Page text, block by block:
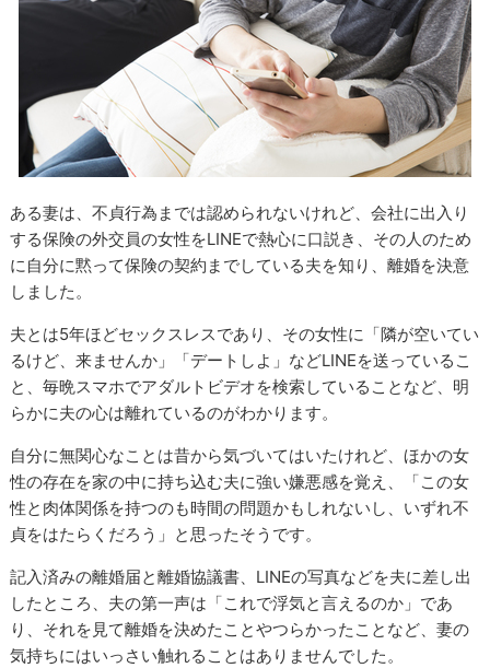
ある妻は、不貞行為までは認められないけれど、会社に出入り
する保険の外交員の女性をLINEで熱心に口説き、その人のため
に自分に黙って保険の契約までしている夫を知り、離婚を決意
しました。
夫とは5年ほどセックスレスであり、その女性に「隣が空いてい
るけど、来ませんか」「デートしよ」などLINEを送っているこ
と、毎晩スマホでアダルトビデオを検索していることなど、明
らかに夫の心は離れているのがわかります。
自分に無関心なことは昔から気づいてはいたけれど、ほかの女
性の存在を家の中に持ち込む夫に強い嫌悪感を覚え、「この女
性と肉体関係を持つのも時間の問題かもしれないし、いずれ不
貞をはたらくだろう」と思ったそうです。
記入済みの離婚届と離婚協議書、LINEの写真などを夫に差し出
したところ、夫の第一声は「これで浮気と言えるのか」であ
り、それを見て離婚を決めたことやつらかったことなど、妻の
気持ちにはいっさい触れることはありませんでした。